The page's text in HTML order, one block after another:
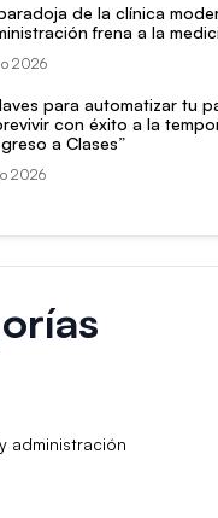
de la clínica
frena a la
2026
para automatizar tu
con éxito a la
a Clases”
2026
administración